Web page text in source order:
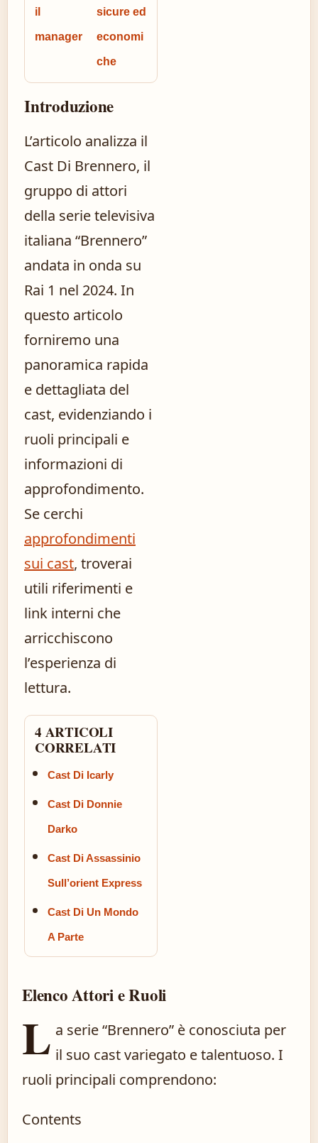
il
manager
sicure ed
economi
che
Introduzione
L’articolo analizza il
Cast Di Brennero, il
gruppo di attori
della serie televisiva
italiana “Brennero”
andata in onda su
Rai 1 nel 2024. In
questo articolo
forniremo una
panoramica rapida
e dettagliata del
cast, evidenziando i
ruoli principali e
informazioni di
approfondimento.
Se cerchi
approfondimenti
sui cast, troverai
utili riferimenti e
link interni che
arricchiscono
l’esperienza di
lettura.
4 ARTICOLI
CORRELATI
Cast Di Icarly
Cast Di Donnie
Darko
Cast Di Assassinio
Sull’orient Express
Cast Di Un Mondo
A Parte
Elenco Attori e Ruoli
L a serie “Brennero” è conosciuta per
il suo cast variegato e talentuoso. I
ruoli principali comprendono:
Contents